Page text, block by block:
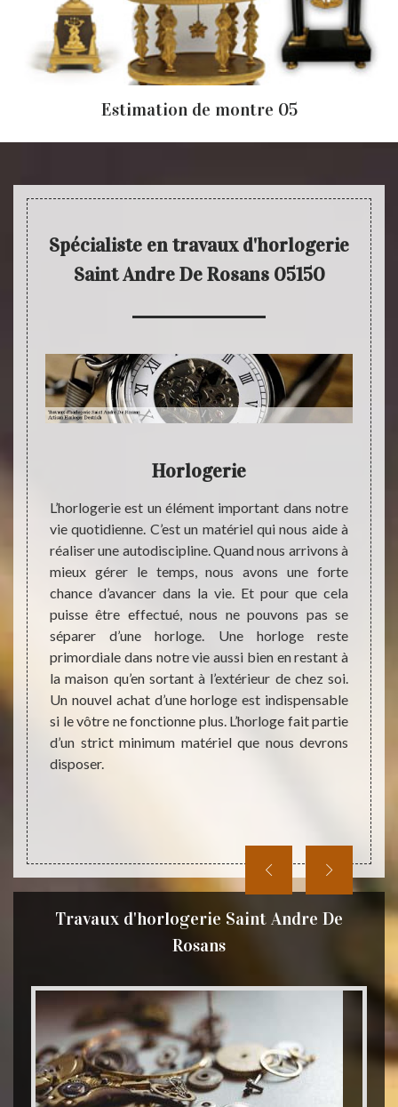
Estimation de montre 05
Spécialiste en travaux d'horlogerie
Saint Andre De Rosans 05150
vie
une
une
une
en
Horlogerie
L’horlogerie est un élément important dans notre
vie quotidienne. C’est un matériel qui nous aide à
réaliser une autodiscipline. Quand nous arrivons à
mieux gérer le temps, nous avons une forte
chance d’avancer dans la vie. Et pour que cela
puisse être effectué, nous ne pouvons pas se
séparer d’une horloge. Une horloge reste
primordiale dans notre vie aussi bien en restant à
la maison qu’en sortant à l’extérieur de chez soi.
Un nouvel achat d’une horloge est indispensable
si le vôtre ne fonctionne plus. L’horloge fait partie
d’un strict minimum matériel que nous devrons
disposer.
ville
sur
plus
devis.
Travaux d'horlogerie Saint Andre De
Rosans